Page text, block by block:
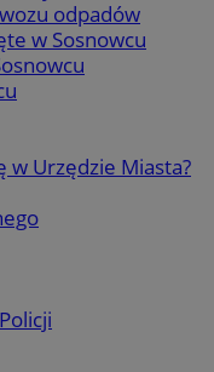
odpadów
w Sosnowcu
w Urzędzie Miasta?